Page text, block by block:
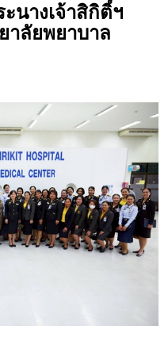
นางเจ้าสิกิติ์ฯ
ลัยพยาบาล